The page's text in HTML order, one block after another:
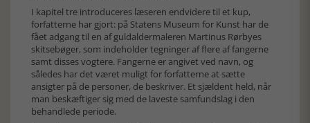
I kapitel tre introduceres læseren endvidere til et kup,
forfatterne har gjort: på Statens Museum for Kunst har de
fået adgang til en af guldaldermaleren Martinus Rørbyes
skitsebøger, som indeholder tegninger af flere af fangerne
samt disses vogtere. Fangerne er angivet ved navn, og
således har det været muligt for forfatterne at sætte
ansigter på de personer, de beskriver. Et sjældent held, når
man beskæftiger sig med de laveste samfundslag i den
behandlede periode.